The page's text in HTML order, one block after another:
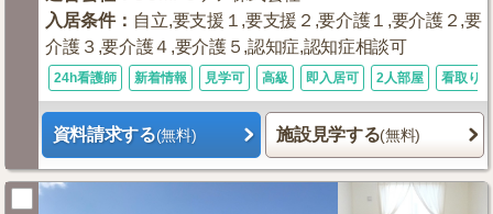
入居条件： 自立,要支援１,要支援２,要介護１,要介護２,要
介護３,要介護４,要介護５,認知症,認知症相談可
24h看護師 新着情報 見学可 高級 即入居可 2人部屋 看取り可
資料請求する(無料) 施設見学する(無料)